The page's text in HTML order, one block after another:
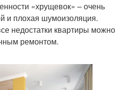
«хрущевок» – очень
и плохая шумоизоляция.
недостатки квартиры можно
ремонтом.